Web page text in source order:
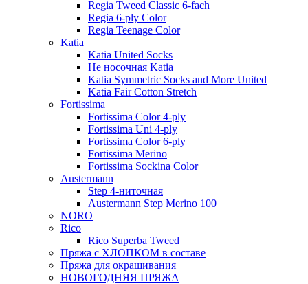
Regia Tweed Classic 6-fach
Regia 6-ply Color
Regia Teenage Color
Katia
Katia United Socks
Не носочная Katia
Katia Symmetric Socks and More United
Katia Fair Cotton Stretch
Fortissima
Fortissima Color 4-ply
Fortissima Uni 4-ply
Fortissima Color 6-ply
Fortissima Merino
Fortissima Sockina Color
Austermann
Step 4-ниточная
Austermann Step Merino 100
NORO
Rico
Rico Superba Tweed
Пряжа с ХЛОПКОМ в составе
Пряжа для окрашивания
НОВОГОДНЯЯ ПРЯЖА